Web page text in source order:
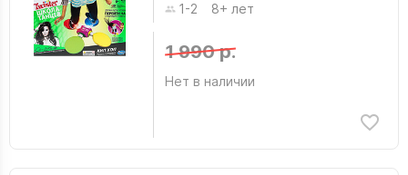
1-2
8+ лет
1 990 р.
Нет в наличии